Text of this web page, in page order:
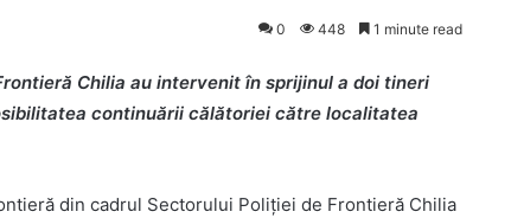
0 448 1 minute read
Chilia au intervenit în sprijinul a doi tineri
continuării călătoriei către localitatea
din cadrul Sectorului Poliției de Frontieră Chilia